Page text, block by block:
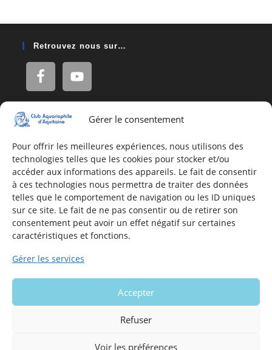
Gérer le consentement
Pour offrir les meilleures expériences, nous utilisons des
technologies telles que les cookies pour stocker et/ou
accéder aux informations des appareils. Le fait de consentir
à ces technologies nous permettra de traiter des données
telles que le comportement de navigation ou les ID uniques
sur ce site. Le fait de ne pas consentir ou de retirer son
consentement peut avoir un effet négatif sur certaines
caractéristiques et fonctions.
Gérer les services
Accepter
Refuser
Voir les préférences
Retrouvez nous sur…
Adresse
16, Rue Léon Blum
33140 Villenave d'Ornon
Nous contacter
Formulaire de contact
E-mail
Mentions légales du site
Politique en matière de cookies